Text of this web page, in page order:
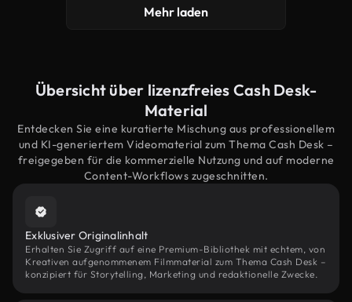
Mehr laden
Übersicht über lizenzfreies Cash Desk-
Material
Entdecken Sie eine kuratierte Mischung aus professionellem
und KI-generiertem Videomaterial zum Thema Cash Desk –
freigegeben für die kommerzielle Nutzung und auf moderne
Content-Workflows zugeschnitten.
Exklusiver Originalinhalt
Erhalten Sie Zugriff auf eine Premium-Bibliothek mit echtem, von
Kreativen aufgenommenem Filmmaterial zum Thema Cash Desk –
konzipiert für Storytelling, Marketing und redaktionelle Zwecke.